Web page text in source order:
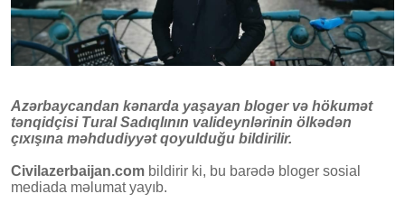
Azərbaycandan kənarda yaşayan bloger və hökumət
tənqidçisi Tural Sadıqlının valideynlərinin ölkədən
çıxışına məhdudiyyət qoyulduğu bildirilir.
Civilazerbaijan.com bildirir ki, bu barədə bloger sosial
mediada məlumat yayıb.